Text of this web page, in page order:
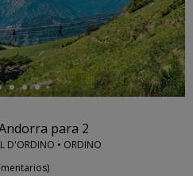
para 2
D'ORDINO • ORDINO
)